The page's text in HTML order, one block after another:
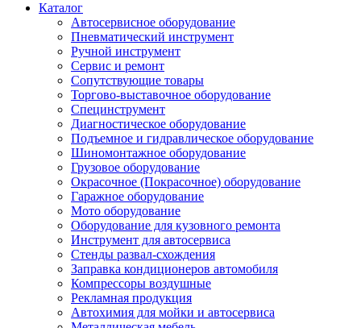
Каталог
Автосервисное оборудование
Пневматический инструмент
Ручной инструмент
Сервис и ремонт
Сопутствующие товары
Торгово-выставочное оборудование
Специнструмент
Диагностическое оборудование
Подъемное и гидравлическое оборудование
Шиномонтажное оборудование
Грузовое оборудование
Окрасочное (Покрасочное) оборудование
Гаражное оборудование
Мото оборудование
Оборудование для кузовного ремонта
Инструмент для автосервиса
Стенды развал-схождения
Заправка кондиционеров автомобиля
Компрессоры воздушные
Рекламная продукция
Автохимия для мойки и автосервиса